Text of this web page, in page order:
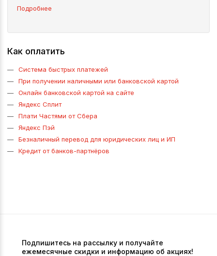
Подробнее
Как оплатить
Система быстрых платежей
При получении наличными или банковской картой
Онлайн банковской картой на сайте
Яндекс Сплит
Плати Частями от Сбера
Яндекс Пэй
Безналичный перевод для юридических лиц и ИП
Кредит от банков-партнёров
Подпишитесь на рассылку и получайте
ежемесячные скидки и информацию об акциях!